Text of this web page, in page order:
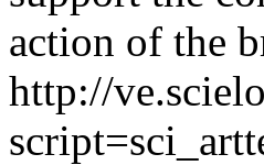
action of the
http://